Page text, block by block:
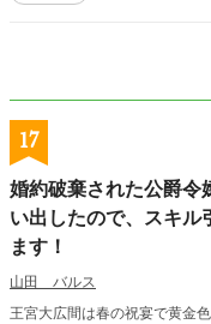
17
婚約破棄された公爵令
い出したので、スキル
ます！
山田 バルス
王宮大広間は春の祝宴で黄金